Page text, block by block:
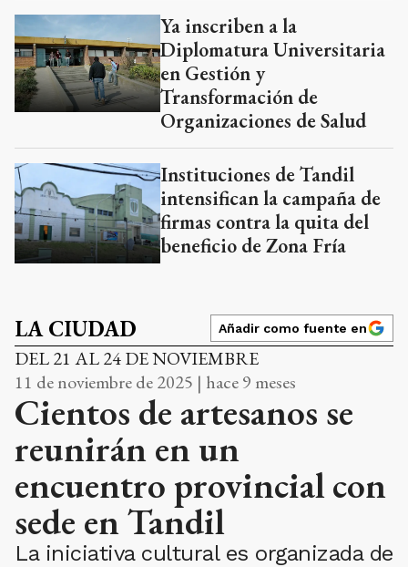
Ya inscriben a la
Diplomatura Universitaria
en Gestión y
Transformación de
Organizaciones de Salud
Instituciones de Tandil
intensifican la campaña de
firmas contra la quita del
beneficio de Zona Fría
LA CIUDAD Añadir como fuente en
DEL 21 AL 24 DE NOVIEMBRE
11 de noviembre de 2025 | hace 9 meses
Cientos de artesanos se
reunirán en un
encuentro provincial con
sede en Tandil
La iniciativa cultural es organizada de